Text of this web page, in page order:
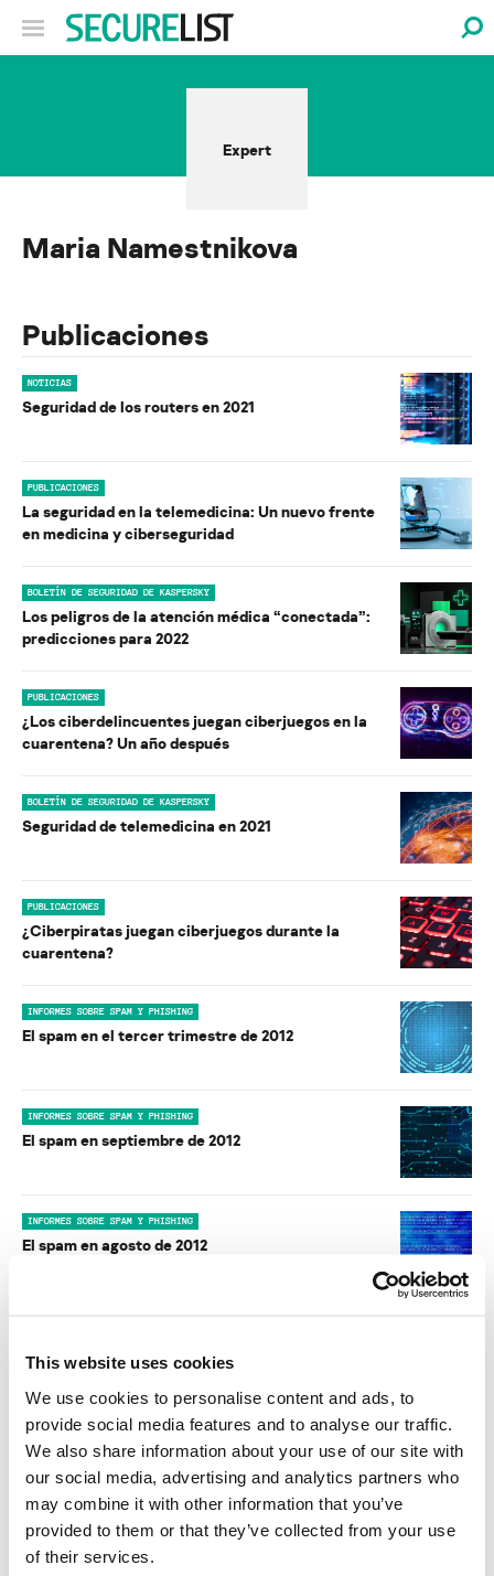
This website uses cookies
We use cookies to personalise content and ads, to
provide social media features and to analyse our traffic.
We also share information about your use of our site with
our social media, advertising and analytics partners who
may combine it with other information that you’ve
provided to them or that they’ve collected from your use
of their services.
Expert
Maria Namestnikova
Publicaciones
NOTICIAS
Seguridad de los routers en 2021
PUBLICACIONES
La seguridad en la telemedicina: Un nuevo frente
en medicina y ciberseguridad
BOLETÍN DE SEGURIDAD DE KASPERSKY
Los peligros de la atención médica “conectada”:
predicciones para 2022
PUBLICACIONES
¿Los ciberdelincuentes juegan ciberjuegos en la
cuarentena? Un año después
BOLETÍN DE SEGURIDAD DE KASPERSKY
Seguridad de telemedicina en 2021
PUBLICACIONES
¿Ciberpiratas juegan ciberjuegos durante la
cuarentena?
INFORMES SOBRE SPAM Y PHISHING
El spam en el tercer trimestre de 2012
INFORMES SOBRE SPAM Y PHISHING
El spam en septiembre de 2012
INFORMES SOBRE SPAM Y PHISHING
El spam en agosto de 2012
INFORMES SOBRE SPAM Y PHISHING
El spam en el segundo trimestre de 2012
INFORMES SOBRE SPAM Y PHISHING
El spam en junio de 2012